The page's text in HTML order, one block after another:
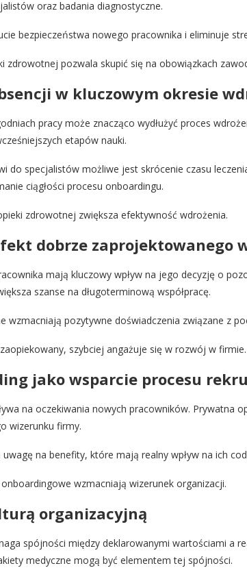
oraz badania diagnostyczne.
bezpieczeństwa nowego pracownika i eliminuje
zdrowotnej pozwala skupić się na obowiązkach
w kluczowym okresie
pracy może znacząco wydłużyć proces
etapów nauki.
do specjalistów możliwe jest skrócenie czasu
ciągłości procesu onboardingu.
zdrowotnej zwiększa efektywność wdrożenia.
dobrze zaprojektowanego
mają kluczowy wpływ na jego decyzję o
szanse na długoterminową współpracę.
wzmacniają pozytywne doświadczenia związane z
szybciej angażuje się w rozwój w firmie.
jako wsparcie procesu
na oczekiwania nowych pracowników. Prywatna
wizerunku firmy.
na benefity, które mają realny wpływ na ich
wzmacniają wizerunek organizacji.
organizacyjną
spójności między deklarowanymi wartościami a
medyczne mogą być elementem tej spójności.